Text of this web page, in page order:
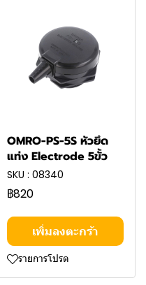
OMRO-PS-5S หัวยึด
แท่ง Electrode 5ขั้ว
SKU : 08340
฿820
เพิ่มลงตะกร้า
รายการโปรด